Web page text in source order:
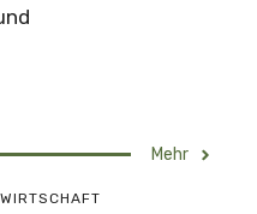
Mehr
WIRTSCHAFT